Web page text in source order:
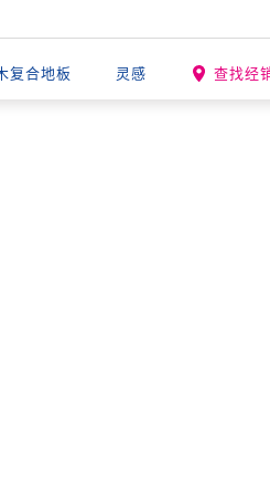
复合地板 灵感 查找经